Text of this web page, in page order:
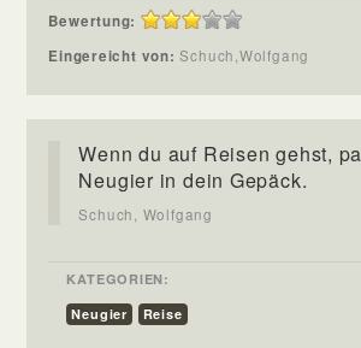
Bewertung:
Eingereicht von:Schuch,Wolfgang
Wenn du auf Reisen gehst,
Neugier in dein Gepäck.
Schuch, Wolfgang
KATEGORIEN:
Neugier
Reise